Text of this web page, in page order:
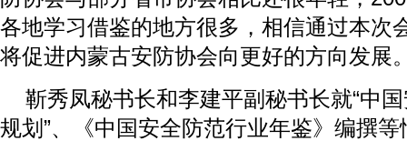
各地学习借鉴的地方很多，相信通过本次
将促进内蒙古安防协会向更好的方向发展
靳秀凤秘书长和李建平副秘书长就“中国
规划”、《中国安全防范行业年鉴》编撰